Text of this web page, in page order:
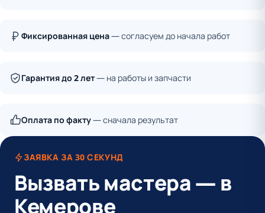
Фиксированная цена— согласуем до начала работ
Гарантия до 2 лет— на работы и запчасти
Оплата по факту— сначала результат
ЗАЯВКА ЗА 30 СЕКУНД
Вызвать мастера — в
Кемерове